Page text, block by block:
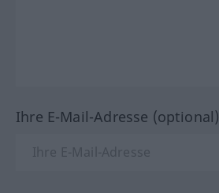
Ihre E-Mail-Adresse (optional)